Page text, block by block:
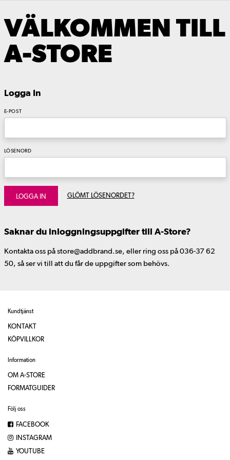
VÄLKOMMEN TILL
A-STORE
Logga In
E-POST
LÖSENORD
LOGGA IN GLÖMT LÖSENORDET?
Saknar du inloggningsuppgifter till A-Store?
Kontakta oss på store@addbrand.se, eller ring oss på 036-37 62
50, så ser vi till att du får de uppgifter som behövs.
Kundtjänst
KONTAKT
KÖPVILLKOR
Information
OM A-STORE
FORMATGUIDER
Följ oss
FACEBOOK
INSTAGRAM
YOUTUBE